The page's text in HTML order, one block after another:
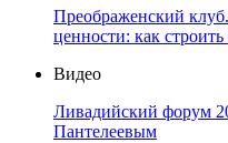
Преображенский
ценности: как
Видео
Ливадийский форум
Пантелеевым